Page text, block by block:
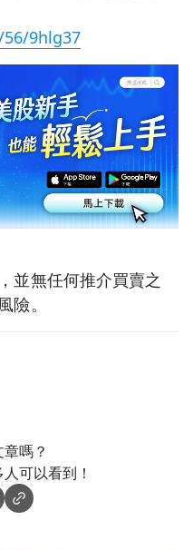
9hlg37
並無任何推介買賣之
險。
嗎？
可以看到！